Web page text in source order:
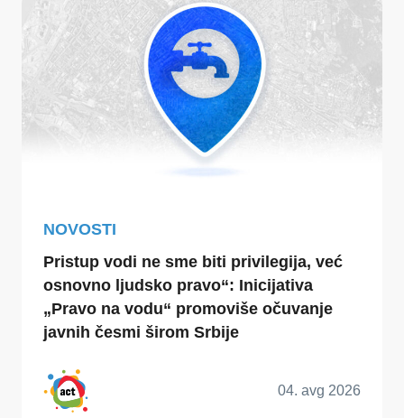
NOVOSTI
Pristup vodi ne sme biti privilegija, već
osnovno ljudsko pravo“: Inicijativa
„Pravo na vodu“ promoviše očuvanje
javnih česmi širom Srbije
04. avg 2026